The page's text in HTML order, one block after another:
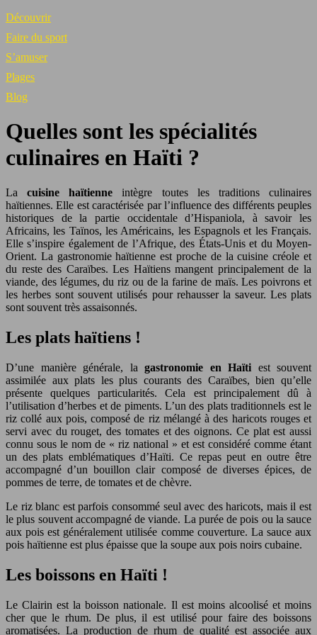
Découvrir
Faire du sport
S’amuser
Plages
Blog
Quelles sont les spécialités
culinaires en Haïti ?
Lacuisine haïtienne intègre toutes les traditions culinaires
haïtiennes. Elle est caractérisée par l’influence des différents peuples
historiques de la partie occidentale d’Hispaniola, à savoir les
Africains, les Taïnos, les Américains, les Espagnols et les Français.
Elle s’inspire également de l’Afrique, des États-Unis et du Moyen-
Orient. La gastronomie haïtienne est proche de la cuisine créole et
du reste des Caraïbes. Les Haïtiens mangent principalement de la
viande, des légumes, du riz ou de la farine de maïs. Les poivrons et
les herbes sont souvent utilisés pour rehausser la saveur. Les plats
sont souvent très assaisonnés.
Les plats haïtiens !
D’une manière générale, la gastronomie en Haïti est souvent
assimilée aux plats les plus courants des Caraïbes, bien qu’elle
présente quelques particularités. Cela est principalement dû à
l’utilisation d’herbes et de piments. L’un des plats traditionnels est le
riz collé aux pois, composé de riz mélangé à des haricots rouges et
servi avec du rouget, des tomates et des oignons. Ce plat est aussi
connu sous le nom de « riz national » et est considéré comme étant
un des plats emblématiques d’Haïti. Ce repas peut en outre être
accompagné d’un bouillon clair composé de diverses épices, de
pommes de terre, de tomates et de chèvre.
Le riz blanc est parfois consommé seul avec des haricots, mais il est
le plus souvent accompagné de viande. La purée de pois ou la sauce
aux pois est généralement utilisée comme couverture. La sauce aux
pois haïtienne est plus épaisse que la soupe aux pois noirs cubaine.
Les boissons en Haïti !
Le Clairin est la boisson nationale. Il est moins alcoolisé et moins
cher que le rhum. De plus, il est utilisé pour faire des boissons
aromatisées. La production de rhum de qualité est associée aux